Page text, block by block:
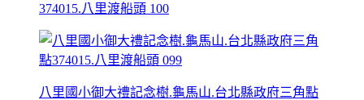
374015.八里渡船頭 100
八里國小御大禮記念樹.龜馬山.台北縣政府三角點